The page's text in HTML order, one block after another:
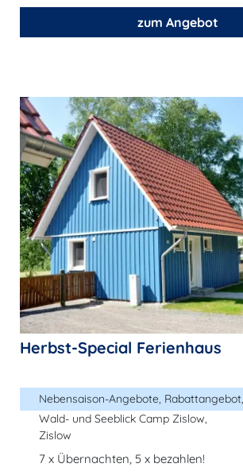
zum Angebot
Herbst-Special Ferienhaus
Nebensaison-Angebote,
Wald- und Seeblick Camp Zislow,
Zislow
7 x Übernachten, 5 x bezahlen!